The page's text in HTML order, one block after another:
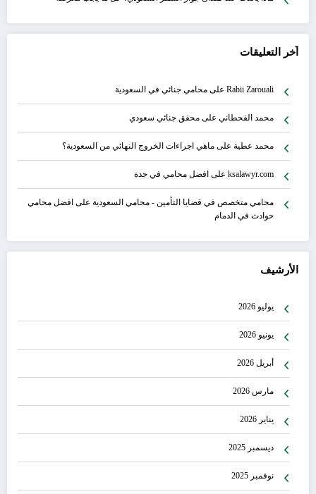
آخر التعليقات
Rabii Zarouali على محامي جنائي في السعودية
محمد القحطاني على محقق جنائي سعودي
محمد عطية على ماهي اجراءات الخروج النهائي من السعودية؟
ksalawyr.com على افضل محامي في جدة
محامي متخصص في قضايا التأمين - محامي السعودية على افضل محامي
حوادث في الدمام
الأرشيف
يوليو 2026
يونيو 2026
أبريل 2026
مارس 2026
يناير 2026
ديسمبر 2025
نوفمبر 2025